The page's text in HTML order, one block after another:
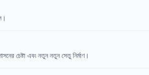
।
চেষ্টা এবং নতুন নতুন সেতু নির্মাণ।